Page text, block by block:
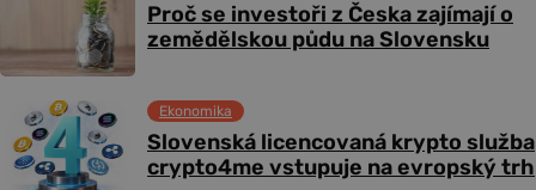
Proč se investoři z Česka zajímají o
zemědělskou půdu na Slovensku
Slovenská licencovaná krypto služba
crypto4me vstupuje na evropský trh
Ekonomika